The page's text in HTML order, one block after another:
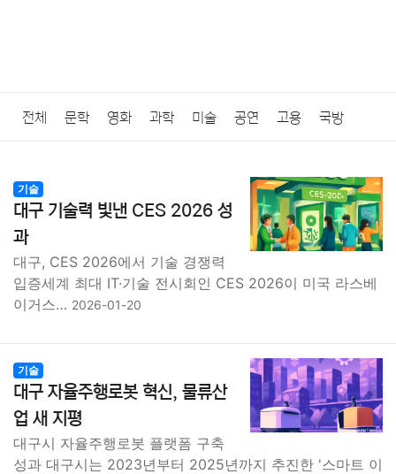
전체 문학 영화 과학 미술 공연 고용 국방
질병 가요 방송 일상 주식 암호화폐 블록체인
결혼 육아 반려동물 패션 미용
요리 상품리뷰 원예
대출 IT 컴퓨터 기술
종교 사회 의학 경제 마케팅
부동산 외국어 교육 교통 생활 기타
기술
대구 기술력 빛낸 CES 2026 성
과
대구, CES 2026에서 기술 경쟁력
입증세계 최대 IT·기술 전시회인 CES 2026이 미국 라스베
이거스… 2026-01-20
기술
대구 자율주행로봇 혁신, 물류산
업 새 지평
대구시 자율주행로봇 플랫폼 구축
성과 대구시는 2023년부터 2025년까지 추진한 '스마트 이